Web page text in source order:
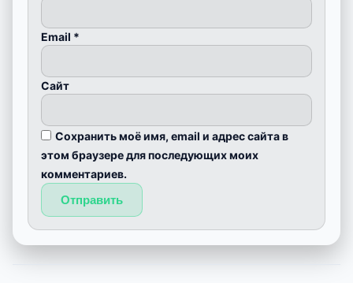
Email *
Сайт
Сохранить моё имя, email и адрес сайта в
этом браузере для последующих моих
комментариев.